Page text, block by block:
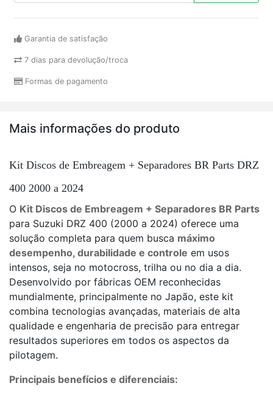
Garantia de satisfação
7 dias para devolução/troca
Formas de pagamento
Mais informações do produto
Kit Discos de Embreagem + Separadores BR Parts DRZ
400 2000 a 2024
O Kit Discos de Embreagem + Separadores BR Parts
para Suzuki DRZ 400 (2000 a 2024) oferece uma
solução completa para quem busca máximo
desempenho, durabilidade e controle em usos
intensos, seja no motocross, trilha ou no dia a dia.
Desenvolvido por fábricas OEM reconhecidas
mundialmente, principalmente no Japão, este kit
combina tecnologias avançadas, materiais de alta
qualidade e engenharia de precisão para entregar
resultados superiores em todos os aspectos da
pilotagem.
Principais benefícios e diferenciais: